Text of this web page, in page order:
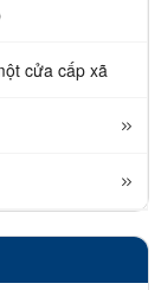
cửa cấp xã